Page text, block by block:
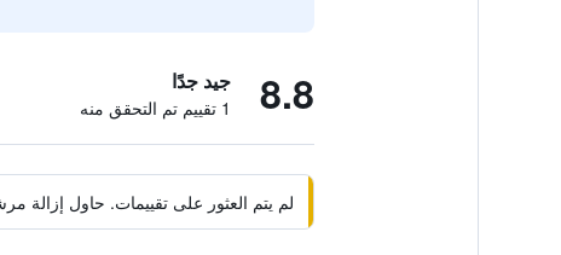
8.8 جيد جدًا
1 تقييم تم التحقق منه
لم يتم العثور على تقييمات. حاول